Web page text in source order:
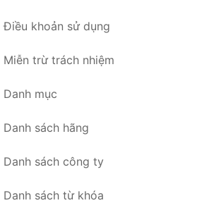
Điều khoản sử dụng
Miễn trừ trách nhiệm
Danh mục
Danh sách hãng
Danh sách công ty
Danh sách từ khóa